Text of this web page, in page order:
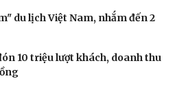
du lịch Việt Nam, nhắm đến 2
10 triệu lượt khách, doanh thu